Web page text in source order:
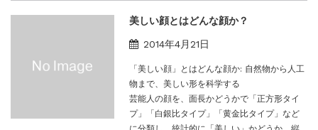
美しい顔とはどんな顔か？
2014年4月21日
「美しい顔」とはどんな顔か: 自然物から人工
物まで、美しい形を科学する
芸能人の顔を、面長かどうかで「正方形タイ
プ」「白銀比タイプ」「黄金比タイプ」など